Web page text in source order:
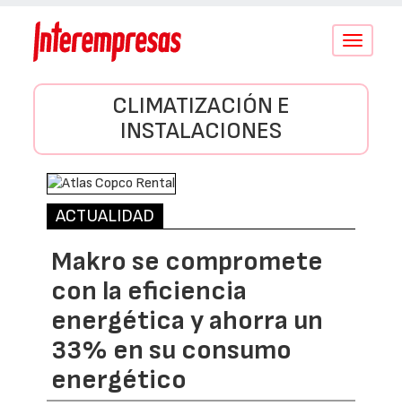
Conmutar
CLIMATIZACIÓN E
INSTALACIONES
ACTUALIDAD
Makro se compromete
con la eficiencia
energética y ahorra un
33% en su consumo
energético